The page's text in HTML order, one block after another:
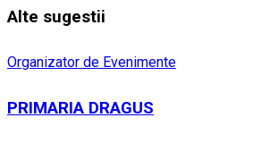
Alte sugestii
Organizator de Evenimente
PRIMARIA DRAGUS